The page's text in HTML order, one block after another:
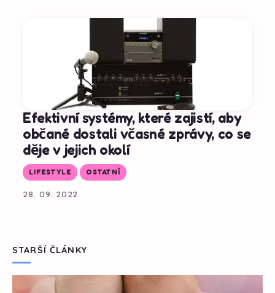
Efektivní systémy, které zajistí, aby
občané dostali včasné zprávy, co se
děje v jejich okolí
LIFESTYLE OSTATNÍ
28. 09. 2022
STARŠÍ ČLÁNKY